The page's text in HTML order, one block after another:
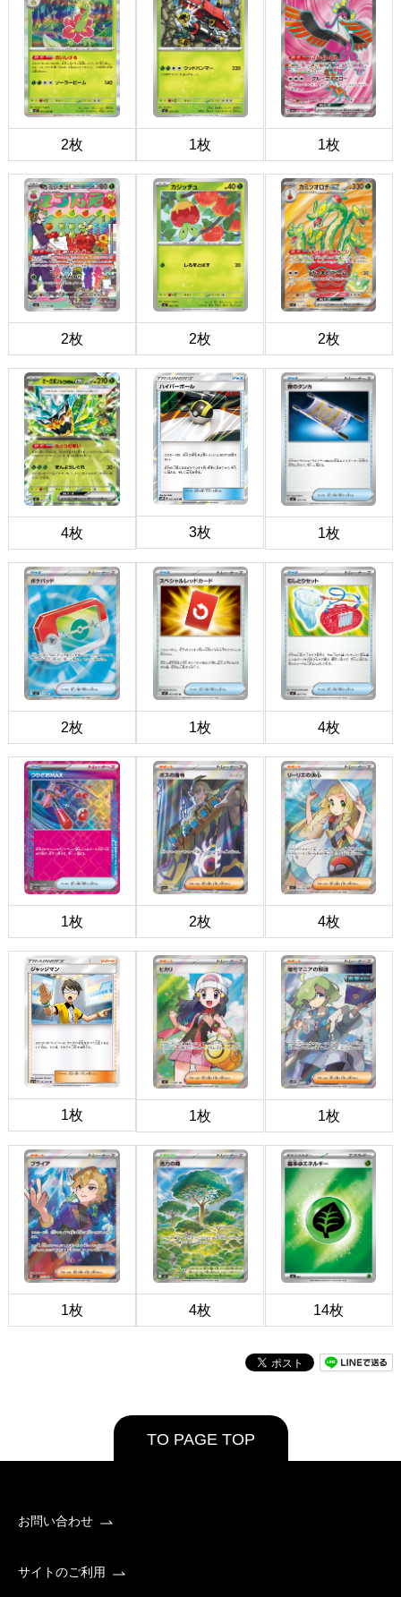
2枚 1枚 1枚
2枚 2枚 2枚
4枚 3枚 1枚
2枚 1枚 4枚
1枚 2枚 4枚
1枚 1枚 1枚
1枚 4枚 14枚
TO PAGE TOP
お問い合わせ
サイトのご利用